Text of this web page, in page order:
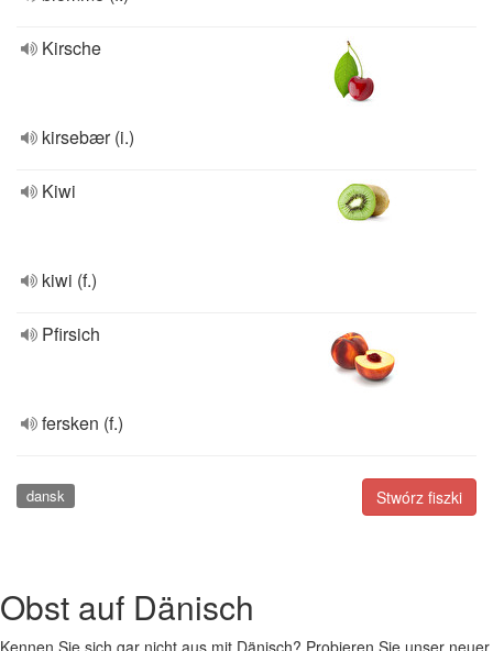
Kirsche
kirsebær (i.)
Kiwi
kiwi (f.)
Pfirsich
fersken (f.)
Stwórz fiszki
dansk
Obst auf Dänisch
Kennen Sie sich gar nicht aus mit Dänisch? Probieren Sie unser neuer